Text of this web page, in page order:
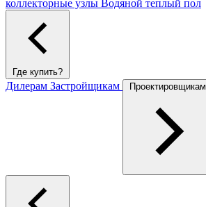
коллекторные узлы Водяной теплый пол
Где купить?
Дилерам Застройщикам Проектировщикам